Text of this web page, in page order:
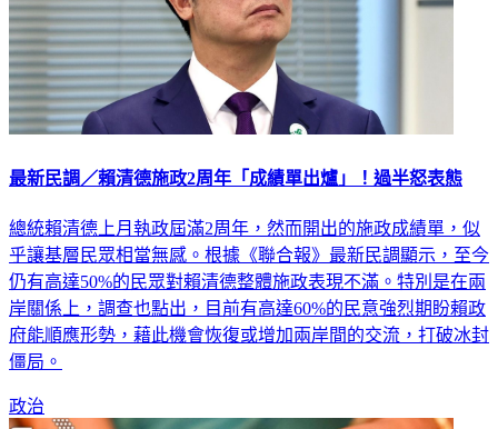
最新民調／賴清德施政2周年「成績單出爐」！過半怒表態
總統賴清德上月執政屆滿2周年，然而開出的施政成績單，似
乎讓基層民眾相當無感。根據《聯合報》最新民調顯示，至今
仍有高達50%的民眾對賴清德整體施政表現不滿。特別是在兩
岸關係上，調查也點出，目前有高達60%的民意強烈期盼賴政
府能順應形勢，藉此機會恢復或增加兩岸間的交流，打破冰封
僵局。
政治